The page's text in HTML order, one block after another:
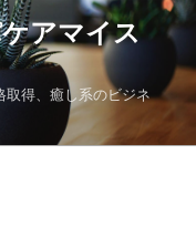
アマイス
取得、癒し系のビジネ